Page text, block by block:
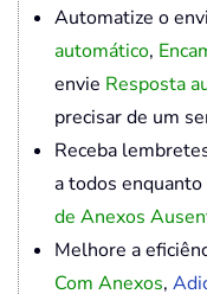
Automatize o
automático,
envie Resposta
precisar de um
Receba
a todos
de Anexos
Melhore a
Com Anexos,